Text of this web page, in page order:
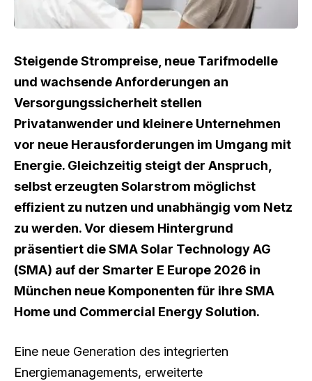
Steigende Strompreise, neue Tarifmodelle
und wachsende Anforderungen an
Versorgungssicherheit stellen
Privatanwender und kleinere Unternehmen
vor neue Herausforderungen im Umgang mit
Energie. Gleichzeitig steigt der Anspruch,
selbst erzeugten Solarstrom möglichst
effizient zu nutzen und unabhängig vom Netz
zu werden. Vor diesem Hintergrund
präsentiert die SMA Solar Technology AG
(SMA) auf der Smarter E Europe 2026 in
München neue Komponenten für ihre SMA
Home und Commercial Energy Solution.
Eine neue Generation des integrierten
Energiemanagements, erweiterte